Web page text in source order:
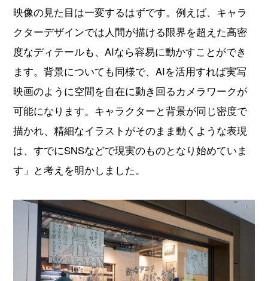
映像の見た目は一変するはずです。例えば、キャラ
クターデザインでは人間が描ける限界を超えた高密
度なディテールも、AIなら容易に動かすことができ
ます。背景についても同様で、AIを活用すれば実写
映画のように空間を自在に動き回るカメラワークが
可能になります。キャラクターと背景が同じ密度で
描かれ、精細なイラストがそのまま動くような表現
は、すでにSNSなどで現実のものとなり始めていま
す」と考えを明かしました。